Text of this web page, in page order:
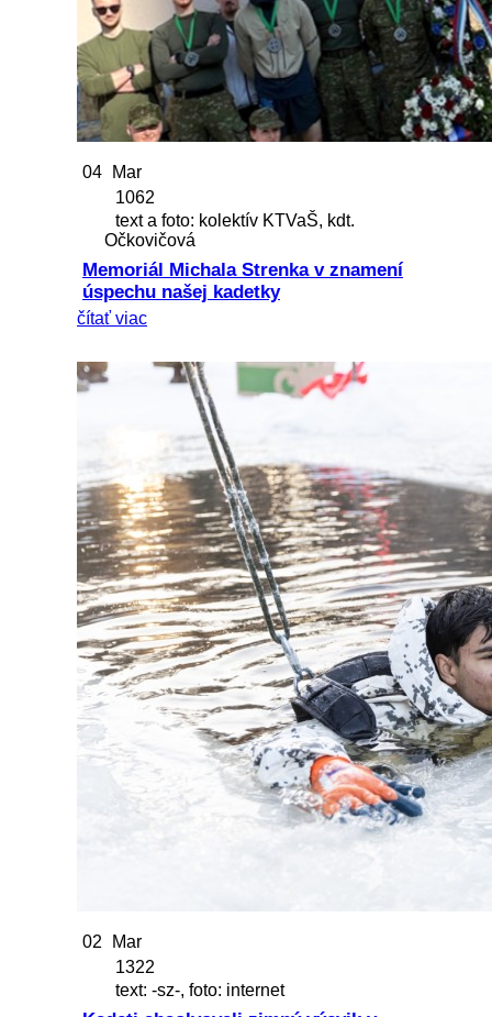
04
Mar
1062
text a foto: kolektív KTVaŠ, kdt.
Očkovičová
Memoriál Michala Strenka v znamení
úspechu našej kadetky
čítať viac
02
Mar
1322
text: -sz-, foto: internet